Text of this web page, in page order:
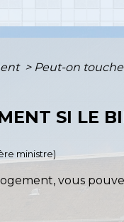
> Peut-on
SI LE
ministre)
vous